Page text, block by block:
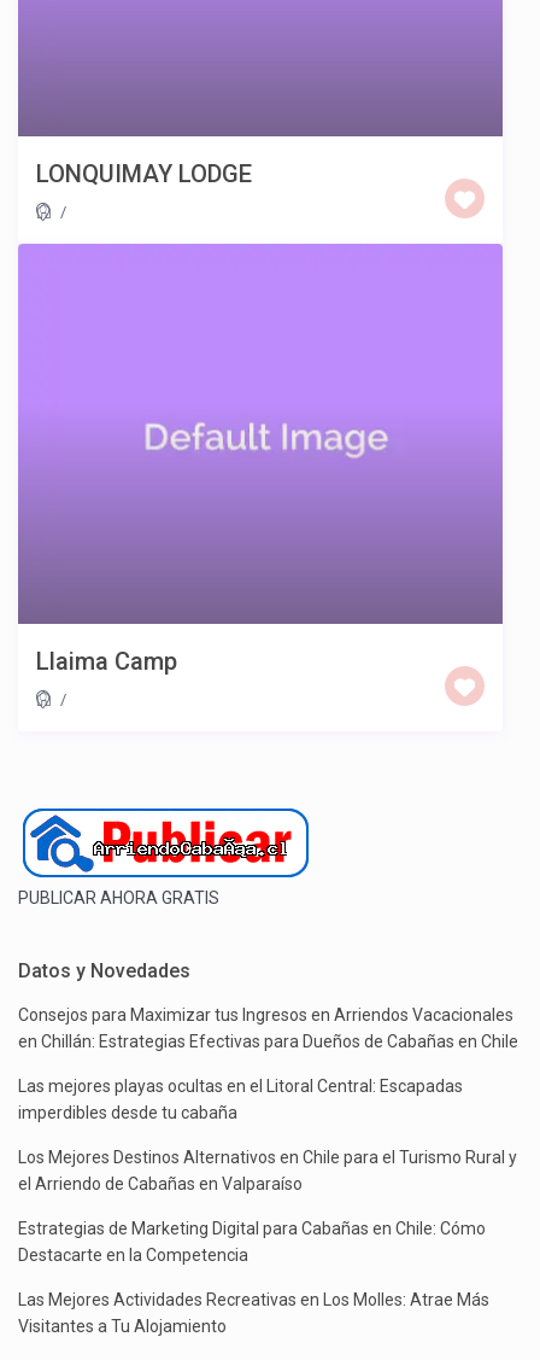
LONQUIMAY LODGE
/
Llaima Camp
/
PUBLICAR AHORA GRATIS
Datos y Novedades
Consejos para Maximizar tus Ingresos en Arriendos Vacacionales
en Chillán: Estrategias Efectivas para Dueños de Cabañas en Chile
Las mejores playas ocultas en el Litoral Central: Escapadas
imperdibles desde tu cabaña
Los Mejores Destinos Alternativos en Chile para el Turismo Rural y
el Arriendo de Cabañas en Valparaíso
Estrategias de Marketing Digital para Cabañas en Chile: Cómo
Destacarte en la Competencia
Las Mejores Actividades Recreativas en Los Molles: Atrae Más
Visitantes a Tu Alojamiento